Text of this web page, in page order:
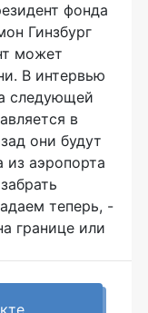
фонда
Гинзбург
может
В интервью
следующей
в
они будут
из аэропорта
теперь, -
границе или